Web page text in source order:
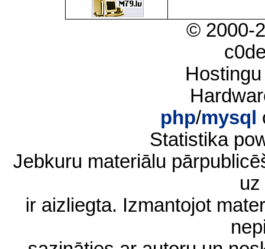
© 2000-
php/mysql
Statistika
Jebkuru materiālu
ir aizliegta. Izmantojot